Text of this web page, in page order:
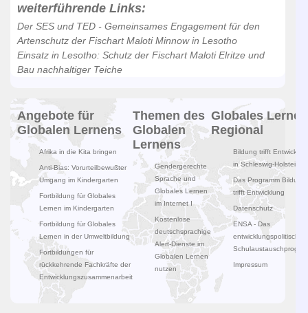
weiterführende Links:
Der SES und TED - Gemeinsames Engagement für den
Artenschutz der Fischart Maloti Minnow in Lesotho
Einsatz in Lesotho: Schutz der Fischart Maloti Elritze und
Bau nachhaltiger Teiche
Angebote für
Globalen Lernens
Afrika in die Kita bringen
Anti-Bias: Vorurteilbewußter
Umgang im Kindergarten
Fortbildung für Globales
Lernen im Kindergarten
Fortbildung für Globales
Lernen in der Umweltbildung
Fortbildungen für
rückkehrende Fachkräfte der
Entwicklungszusammenarbeit
Themen des
Globalen
Lernens
Gendergerechte
Sprache und
Globales Lernen
im Internet I
Kostenlose
deutschsprachige
Alert-Dienste im
Globalen Lernen
nutzen
Globales Lernen
Regional
Bildung trifft
in Schleswig-Holstein
Das Programm Bildung
trifft Entwicklung
Datenschutz
ENSA - Das
entwicklungspolitische
Impressum